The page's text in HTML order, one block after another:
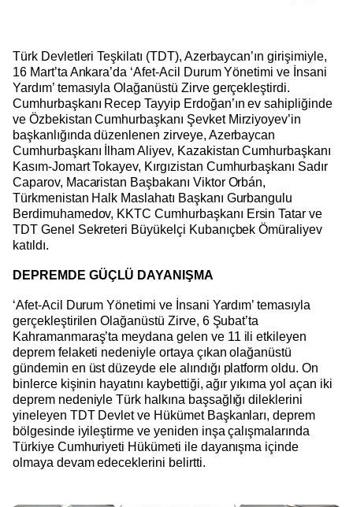
Türk Devletleri Teşkilatı (TDT), Azerbaycan’ın girişimiyle,
16 Mart’ta Ankara’da ‘Afet-Acil Durum Yönetimi ve İnsani
Yardım’ temasıyla Olağanüstü Zirve gerçekleştirdi.
Cumhurbaşkanı Recep Tayyip Erdoğan’ın ev sahipliğinde
ve Özbekistan Cumhurbaşkanı Şevket Mirziyoyev’in
başkanlığında düzenlenen zirveye, Azerbaycan
Cumhurbaşkanı İlham Aliyev, Kazakistan Cumhurbaşkanı
Kasım-Jomart Tokayev, Kırgızistan Cumhurbaşkanı Sadır
Caparov, Macaristan Başbakanı Viktor Orbán,
Türkmenistan Halk Maslahatı Başkanı Gurbangulu
Berdimuhamedov, KKTC Cumhurbaşkanı Ersin Tatar ve
TDT Genel Sekreteri Büyükelçi Kubanıçbek Ömüraliyev
katıldı.
DEPREMDE GÜÇLÜ DAYANIŞMA
‘Afet-Acil Durum Yönetimi ve İnsani Yardım’ temasıyla
gerçekleştirilen Olağanüstü Zirve, 6 Şubat’ta
Kahramanmaraş’ta meydana gelen ve 11 ili etkileyen
deprem felaketi nedeniyle ortaya çıkan olağanüstü
gündemin en üst düzeyde ele alındığı platform oldu. On
binlerce kişinin hayatını kaybettiği, ağır yıkıma yol açan iki
deprem nedeniyle Türk halkına başsağlığı dileklerini
yineleyen TDT Devlet ve Hükümet Başkanları, deprem
bölgesinde iyileştirme ve yeniden inşa çalışmalarında
Türkiye Cumhuriyeti Hükümeti ile dayanışma içinde
olmaya devam edeceklerini belirtti.